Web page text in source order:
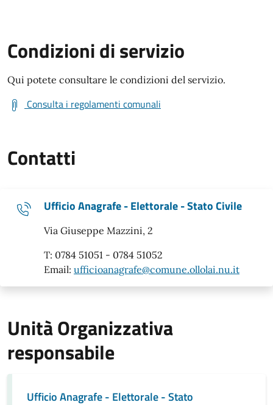
Condizioni di servizio
Qui potete consultare le condizioni del servizio.
Consulta i regolamenti comunali
Contatti
Ufficio Anagrafe - Elettorale - Stato Civile
Via Giuseppe Mazzini, 2
T: 0784 51051 - 0784 51052
Email: ufficioanagrafe@comune.ollolai.nu.it
Unità Organizzativa
responsabile
Ufficio Anagrafe - Elettorale - Stato